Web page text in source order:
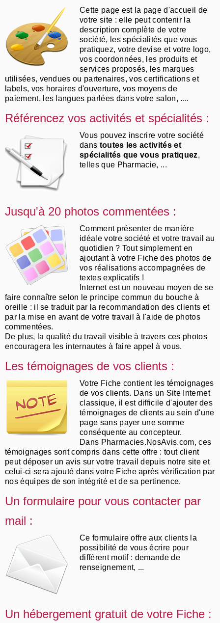
Cette page est la page d'accueil de
votre site : elle peut contenir la
description complète de votre
société, les spécialités que vous
pratiquez, votre devise et votre logo,
vos coordonnées, les produits et
services proposés, les marques
utilisées, vendues ou partenaires, vos certifications et
labels, vos horaires d'ouverture, vos moyens de
paiement, les langues parlées dans votre salon, ....
Référencez vos activités et spécialités :
Vous pouvez inscrire votre société
dans toutes les activités et
spécialités que vous pratiquez,
telles que Pharmacie, ...
Jusqu'à 20 photos commentées :
Comment présenter de manière
idéale votre société et votre travail au
quotidien ? Tout simplement en
ajoutant à votre Fiche des photos de
vos réalisations accompagnées de
textes explicatifs !
Internet est un nouveau moyen de se
faire connaître selon le principe commun du bouche à
oreille : il se traduit par la recommandation des clients et
par la mise en avant de votre travail à l'aide de photos
commentées.
De plus, la qualité du travail visible à travers ces photos
encouragera les internautes à faire appel à vous.
Les témoignages de vos clients :
Votre Fiche contient les témoignages
de vos clients. Dans un Site Internet
classique, il est difficile d'ajouter des
témoignages de clients au sein d'une
page sans payer une somme
conséquente au concepteur.
Dans Pharmacies.NosAvis.com, ces
témoignages sont compris dans cette offre : tout client
peut déposer un avis sur votre travail depuis notre site et
celui-ci sera ajouté dans votre Fiche après vérification par
nos équipes de son intégrité et de sa pertinence.
Un formulaire pour vous contacter par
mail :
Ce formulaire offre aux clients la
possibilité de vous écrire pour
différent motif : demande de
renseignement, ...
Un hébergement gratuit de votre Fiche :